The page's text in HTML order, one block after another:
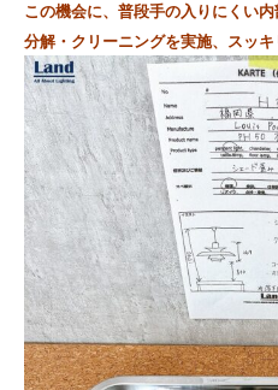
この機会に、普段手の入りにくい
分解・クリーニングを実施、
スッ